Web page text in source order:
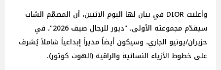
وأعلنت DIOR في بيان لها اليوم الاثنين، أن المصمّم الشاب
سيقدّم مجموعته الأولى، "ديور للرجال صيف 2026"، في
حزيران/يونيو الجاري، وسيكون أيضاً مديراً إبداعياً شاملاً يُشرف
على خطوط الأزياء النسائية والراقية (الهوت كوتور).